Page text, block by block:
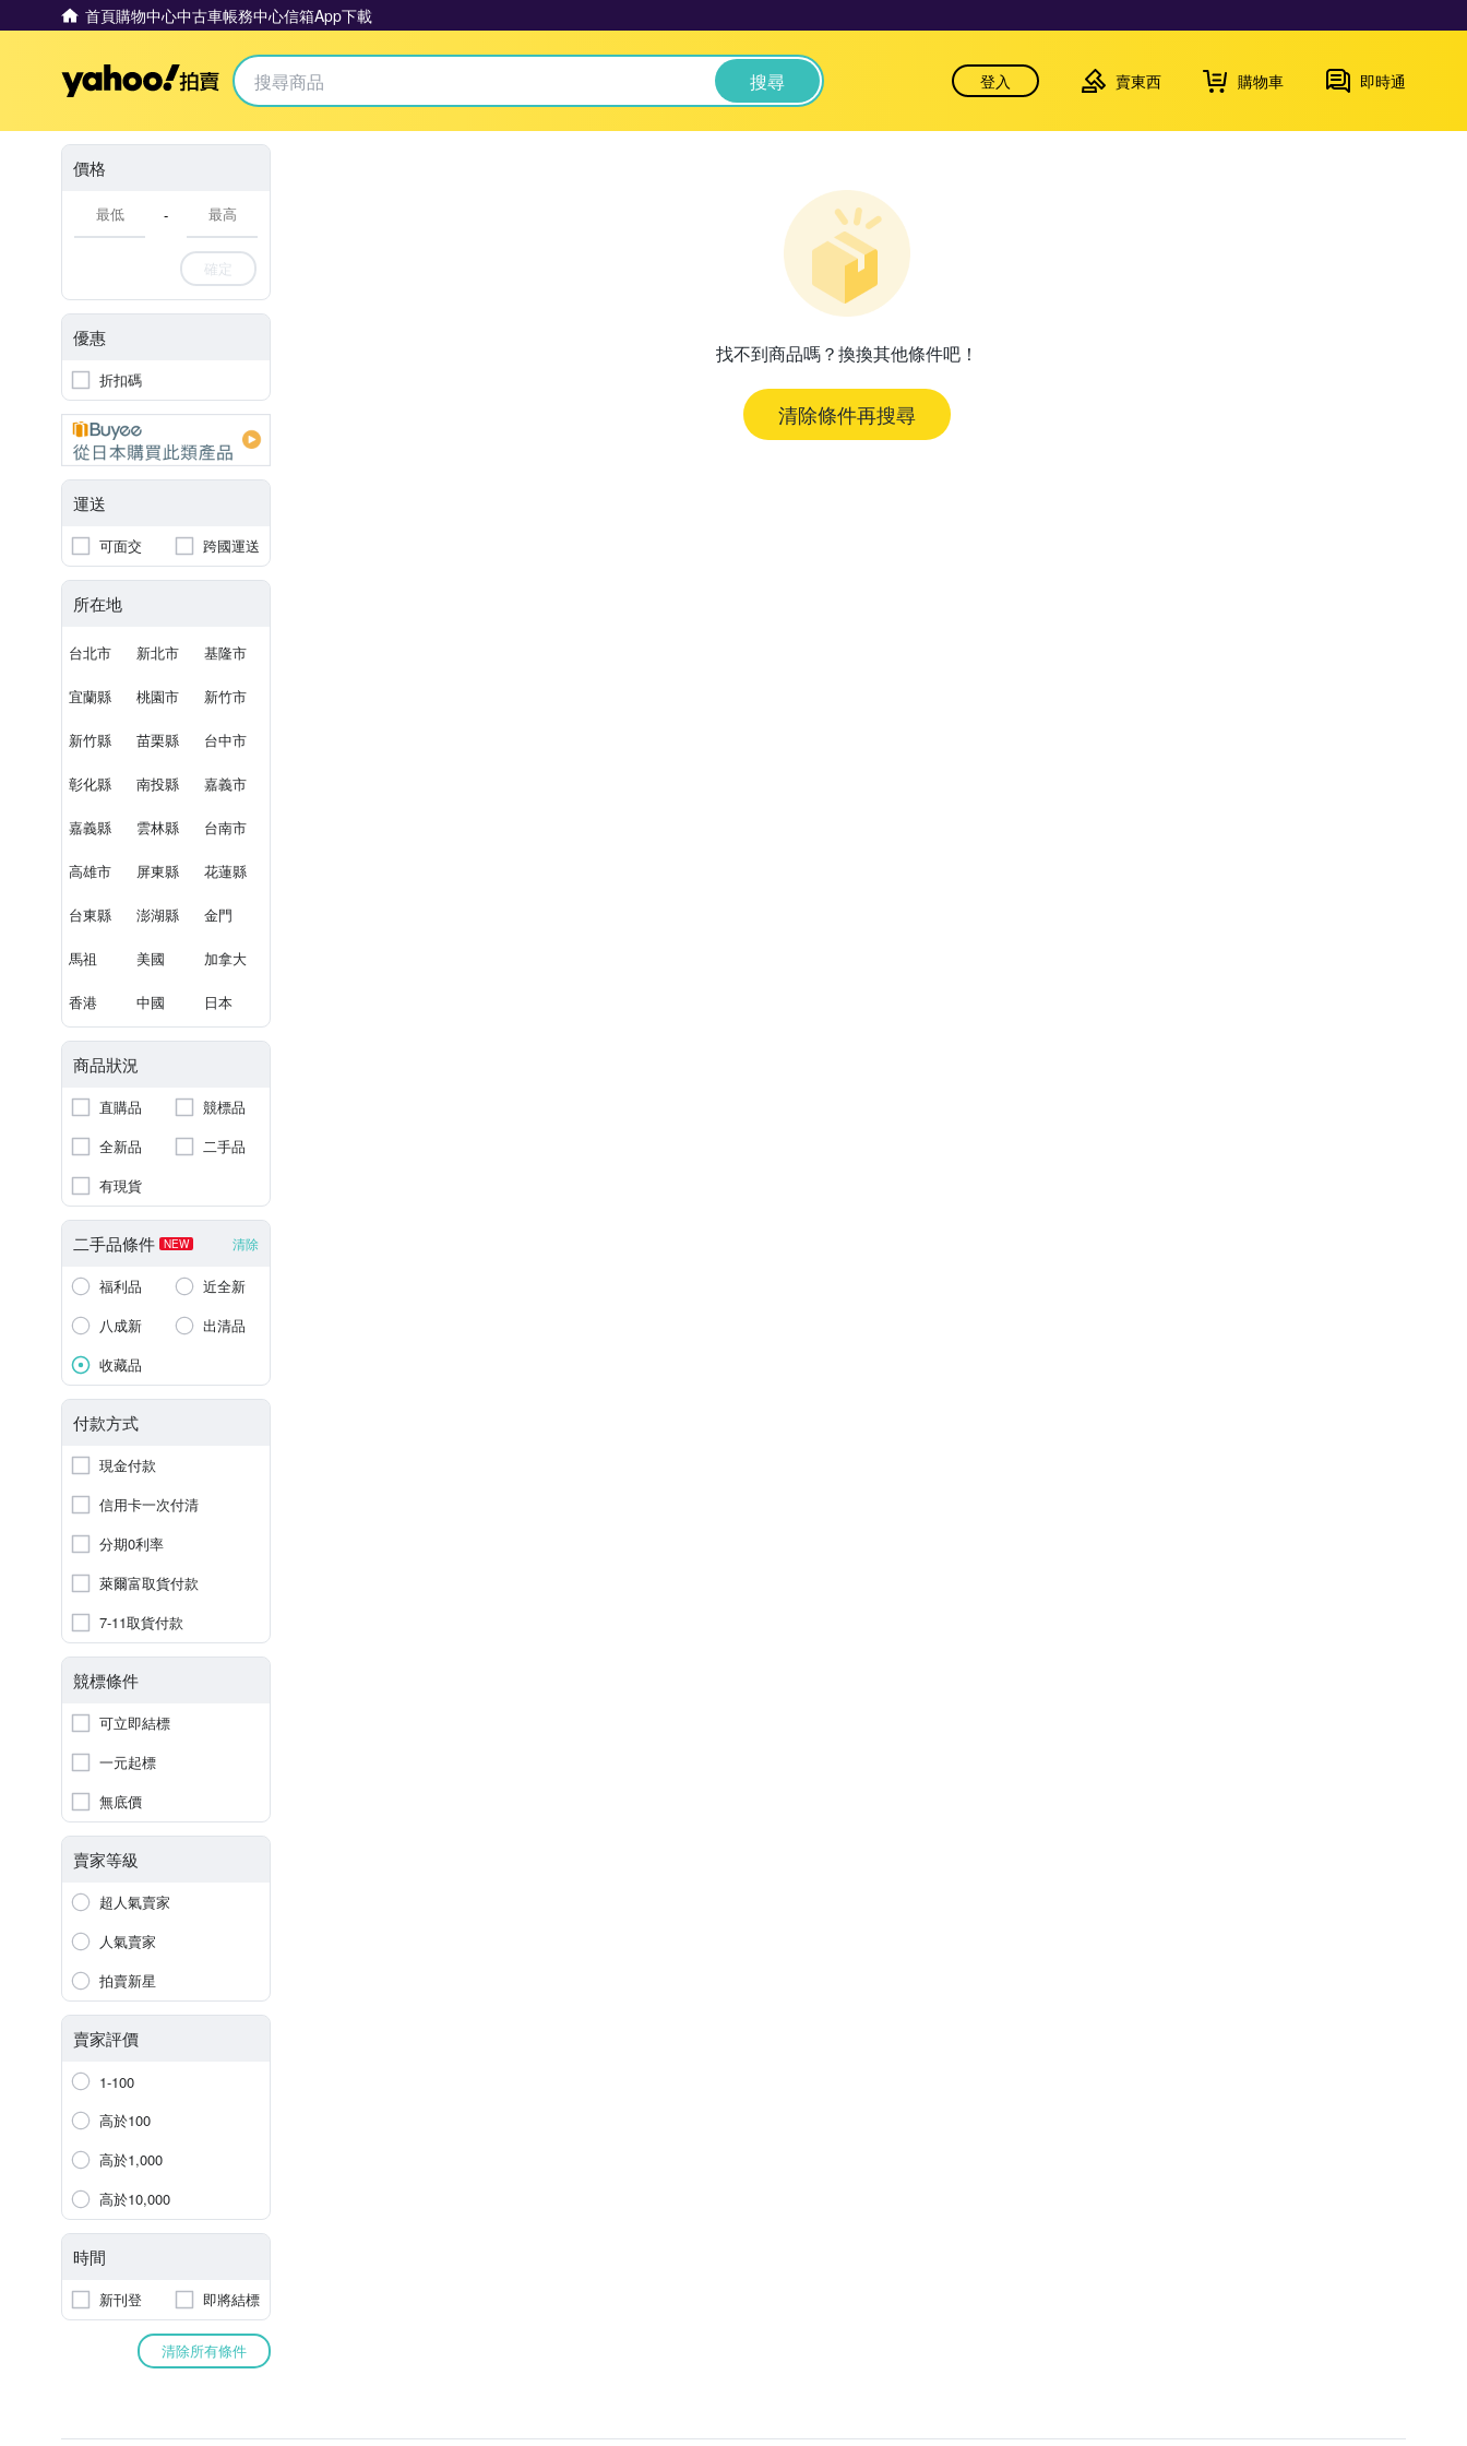
首頁購物中心中古車帳務中心信箱App下載
Yahoo拍賣 搜尋 登入 賣東西 購物車 即時通
價格
-
確定
優惠
折扣碼
運送
可面交 跨國運送
所在地
台北市 新北市 基隆市
宜蘭縣 桃園市 新竹市
新竹縣 苗栗縣 台中市
彰化縣 南投縣 嘉義市
嘉義縣 雲林縣 台南市
高雄市 屏東縣 花蓮縣
台東縣 澎湖縣 金門
馬祖 美國 加拿大
香港 中國 日本
商品狀況
直購品
競標品
全新品
二手品
有現貨
二手品條件 NEW 清除
福利品
近全新
八成新
出清品
收藏品
付款方式
現金付款
信用卡一次付清
分期0利率
萊爾富取貨付款
7-11取貨付款
競標條件
可立即結標
一元起標
無底價
賣家等級
超人氣賣家
人氣賣家
拍賣新星
賣家評價
1-100
高於100
高於1,000
高於10,000
時間
新刊登 即將結標
清除所有條件
找不到商品嗎？換換其他條件吧！
清除條件再搜尋